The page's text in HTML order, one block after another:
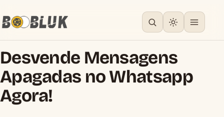
Desvende Mensagens
Apagadas no Whatsapp
Agora!